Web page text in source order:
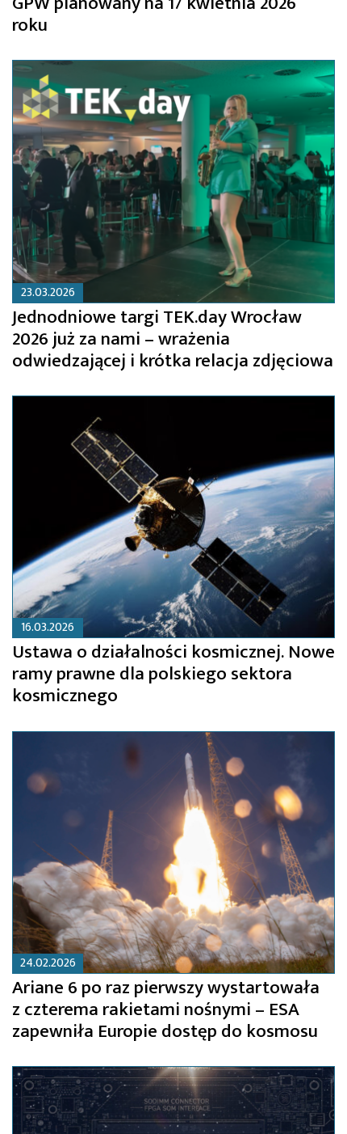
roku
23.03.2026
Jednodniowe targi TEK.day Wrocław
2026 już za nami – wrażenia
odwiedzającej i krótka relacja zdjęciowa
16.03.2026
Ustawa o działalności kosmicznej. Nowe
ramy prawne dla polskiego sektora
kosmicznego
24.02.2026
Ariane 6 po raz pierwszy wystartowała
z czterema rakietami nośnymi – ESA
zapewniła Europie dostęp do kosmosu